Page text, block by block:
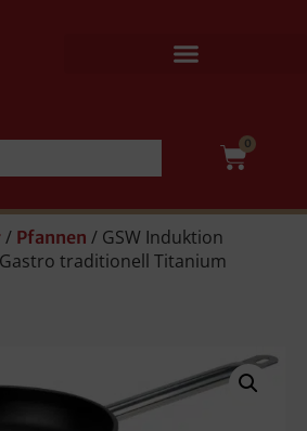
0
/ Pfannen / GSW Induktion
traditionell Titanium